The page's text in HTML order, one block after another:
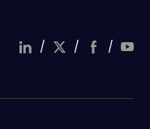
/ / /